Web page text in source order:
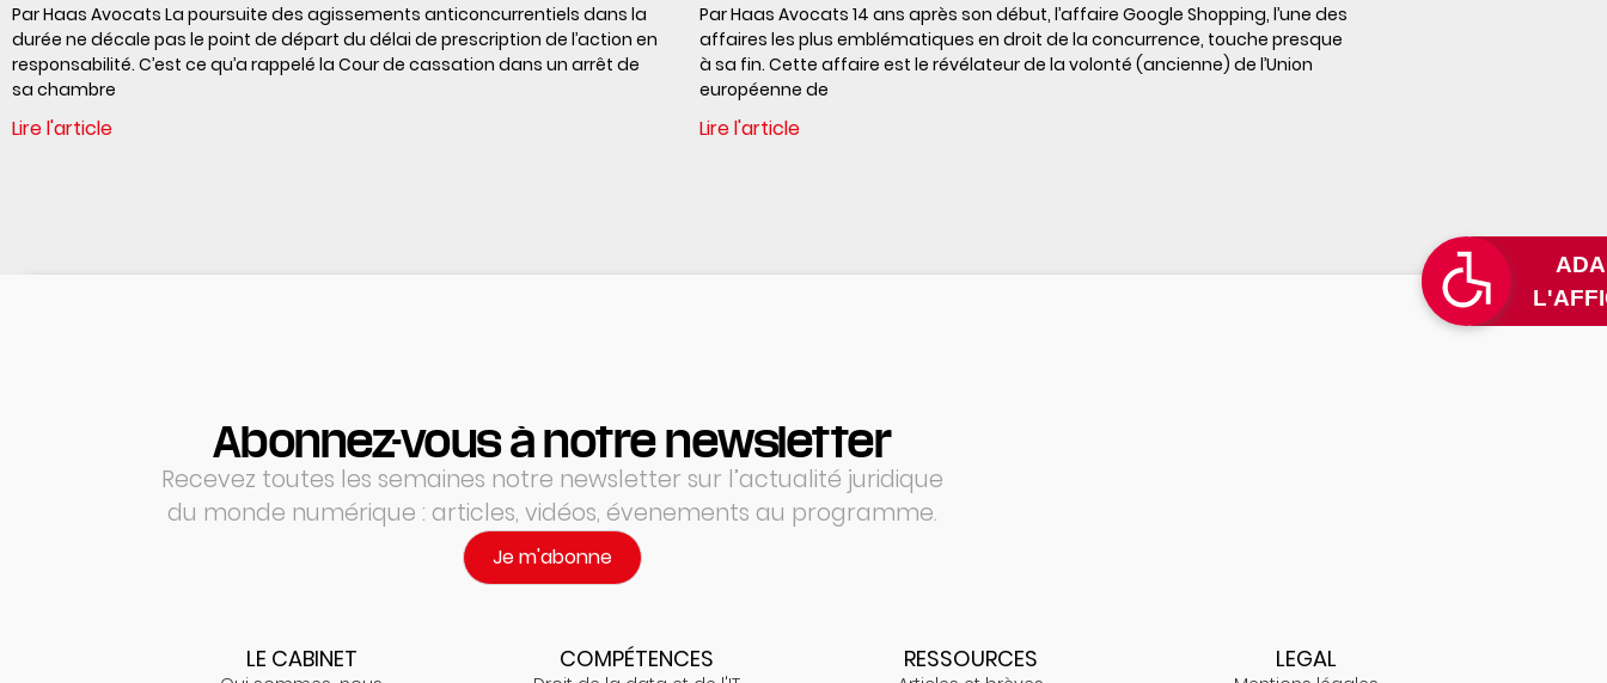
Par Haas Avocats La poursuite des agissements anticoncurrentiels dans la
durée ne décale pas le point de départ du délai de prescription de l’action en
responsabilité. C’est ce qu’a rappelé la Cour de cassation dans un arrêt de
sa chambre
Lire l'article
Par Haas Avocats 14 ans après son début, l’affaire Google Shopping, l’une des
affaires les plus emblématiques en droit de la concurrence, touche presque
à sa fin. Cette affaire est le révélateur de la volonté (ancienne) de l’Union
européenne de
Lire l'article
Abonnez-vous à notre newsletter
Recevez toutes les semaines notre newsletter sur l’actualité juridique
du monde numérique : articles, vidéos, évenements au programme.
Je m'abonne
LE CABINET COMPÉTENCES RESSOURCES LEGAL